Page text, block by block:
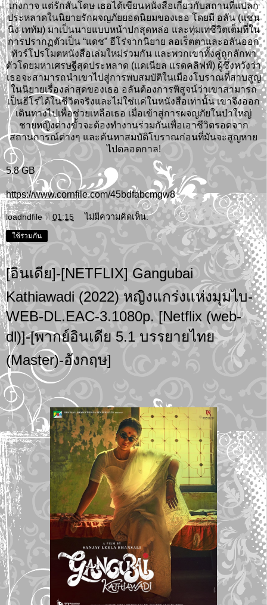
เก่งกาจ แต่รักสันโดษ เธอได้เขียนหนังสือเกี่ยวกับสถานที่แปลก
ประหลาดในนิยายรักผจญภัยยอดนิยมของเธอ โดยมี อลัน (แชน
นิง เททัม) มาเป็นนายแบบหน้าปกสุดหล่อ และทุ่มเทชีวิตเต็มที่ใน
การปรากฏตัวเป็น “แดช” ฮีโร่จากนิยาย ลอเร็ตตาและอลันออก
ทัวร์โปรโมตหนังสือเล่มใหม่ร่วมกัน และพวกเขาทั้งคู่ถูกลักพา
ตัวโดยมหาเศรษฐีสุดประหลาด (แดเนียล แรดคลิฟฟ์) ผู้ซึ่งหวังว่า
เธอจะสามารถนำเขาไปสู่การพบสมบัติในเมืองโบราณที่สาบสูญ
ในนิยายเรื่องล่าสุดของเธอ อลันต้องการพิสูจน์ว่าเขาสามารถ
เป็นฮีโร่ได้ในชีวิตจริงและไม่ใช่แค่ในหนังสือเท่านั้น เขาจึงออก
เดินทางไปเพื่อช่วยเหลือเธอ เมื่อเข้าสู่การผจญภัยในป่าใหญ่
ชายหญิงต่างขั้วจะต้องทำงานร่วมกันเพื่อเอาชีวิตรอดจาก
สถานการณ์ต่างๆ และค้นหาสมบัติโบราณก่อนที่มันจะสูญหาย
ไปตลอดกาล!
5.8 GB
https://www.cornfile.com/45bdfabcmgw8
loadhdfile ที่ 01:15 ไม่มีความคิดเห็น:
ใช้ร่วมกัน
[อินเดีย]-[NETFLIX] Gangubai
Kathiawadi (2022) หญิงแกร่งแห่งมุมไบ-
WEB-DL.EAC-3.1080p. [Netflix (web-
dl)]-[พากย์อินเดีย 5.1 บรรยายไทย
(Master)-อังกฤษ]